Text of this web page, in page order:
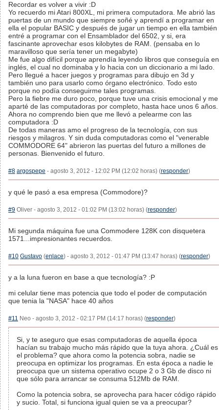
Recordar es volver a vivir :D
Yo recuerdo mi Atari 800XL, mi primera computadora. Me abrió las
puertas de un mundo que siempre soñé y aprendí a programar en
ella el popular BASIC y después de jugar un tiempo en ella también
entré a programar con el Ensamblador del 6502, y si, era
fascinante aprovechar esos kilobytes de RAM. (pensaba en lo
maravilloso que sería tener un megabyte)
Me fue algo difícil porque aprendía leyendo libros que conseguía en
inglés, el cual no dominaba y lo hacia con un diccionario a mi lado.
Pero llegué a hacer juegos y programas para dibujo en 3d y
también uno para usarlo como órgano electrónico. Todo esto
porque no podía conseguirme tales programas.
Pero la fiebre me duro poco, porque tuve una crisis emocional y me
aparté de las computadoras por completo, hasta hace unos 6 años.
Ahora no comprendo bien que me llevó a pelearme con las
computadora :D
De todas maneras amo el progreso de la tecnología, con sus
riesgos y milagros. Y sin duda computadoras como el "venerable
COMMODORE 64" abrieron las puertas del futuro a millones de
personas. Bienvenido el futuro.
#8 argospepe - agosto 3, 2012 - 12:02 PM (12:02 horas) (responder)
y qué le pasó a esa empresa (Commodore)?
#9 Oliver - agosto 3, 2012 - 01:02 PM (13:02 horas) (responder)
Mi segunda máquina fue una Commodere 128K con disquetera
1571...impresionantes recuerdos.
#10 Gustavo (enlace) - agosto 3, 2012 - 01:47 PM (13:47 horas) (responder)
y a la luna fueron en base a que tecnología? :P
mi celular tiene mas potencia que todo el poder de computación
que tenia la "NASA" hace 40 años
#11 Neo - agosto 3, 2012 - 02:17 PM (14:17 horas) (responder)
Si, y te aseguro que esas computadoras de aquella época
hacían su trabajo mucho más rápido que la tuya ahora. ¿Cuál es
el problema? que ahora como la potencia sobra, nadie se
preocupa en optimizar los programas. En esta época a nadie le
preocupa que un sistema operativo ocupe 2 o 3 Gb de disco ni
que sólo para arrancar se consuma 512Mb de RAM.
Como la potencia sobra, se aprovecha para hacer código rápido
y sucio. Total, si funciona igual quien se va a preocupar?